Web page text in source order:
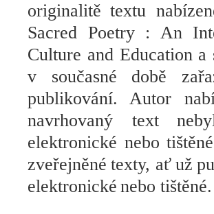
originalitě textu
Sacred Poetry : An
Culture and Education a
v současné době
publikování. Autor n
navrhovaný text
elektronické nebo
zveřejněné texty, ať už
elektronické nebo tištěné.